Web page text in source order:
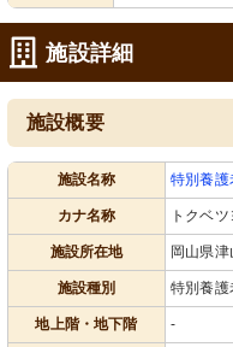
施設詳細
施設概要
施設名称 特別養護
カナ名称 トクベ
施設所在地 岡山県
施設種別 特別養護
地上階・地下階 -